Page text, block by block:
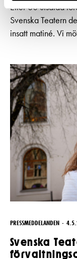
Efter 80 utsålda
Svenska Teatern
insatt matiné. Vi
PRESSMEDDELANDEN
Svenska